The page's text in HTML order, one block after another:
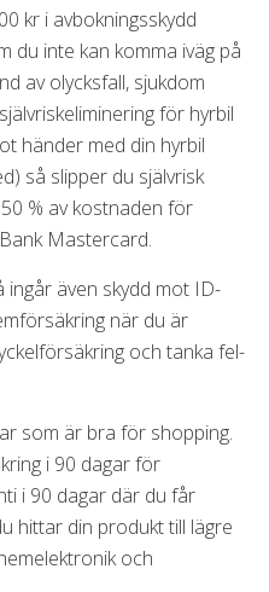
kr i avbokningsskydd
du inte kan komma iväg på
av olycksfall, sjukdom
för hyrbil
händer med din hyrbil
så slipper du självrisk
% av kostnaden för
Mastercard.
även skydd mot ID-
när du är
och tanka fel-
som är bra för shopping.
i 90 dagar för
i 90 dagar där du får
hittar din produkt till lägre
och